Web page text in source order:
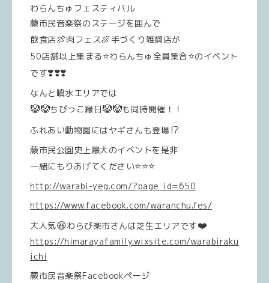
わらんちゅフェスティバル
蕨市民音楽祭のステージを囲んで
飲食店🍖肉フェス🍖 手づくり雑貨店が
50店舗以上集まる⭐️わらんちゅ全員集合⭐️のイベント
です❣️❣️❣️
なんと噴水エリアでは
🤡🤡ちびっこ縁日🤡🤡も同時開催！！
ふれあい動物園にはヤギさんも登場 ⁉️
蕨市民公園史上最大のイベントを是非
一緒にもりあげてください⭐️⭐️⭐️
http://warabi-yeg.com/?page_id=650
https://www.facebook.com/waranchu.fes/
大人気😆わらび楽市さんは芝生エリアです❤️
https://himarayafamily.wixsite.com/warabiraku
ichi
蕨市民音楽祭Facebookページ